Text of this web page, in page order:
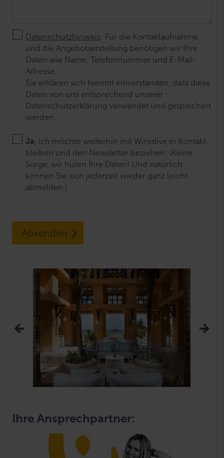
Datenschutzhinweis: Für die Kontaktaufnahme
und die Angebotserstellung benötigen wir Ihre
Daten wie Name, Telefonnummer und E-Mail-
Adresse.
Sie erklären sich hiermit einverstanden, dass diese
Daten von uns entsprechend unserer
Datenschutzerklärung verwendet und gespeichert
werden.
Ja, ich möchte weiterhin mit Wirodive in Kontakt
bleiben und den Newsletter beziehen. (Keine
Sorge, wir hüten Ihre Daten! Und natürlich
können Sie sich jederzeit wieder ganz leicht
abmelden.)
Absenden
Ihre Ansprechpartner: